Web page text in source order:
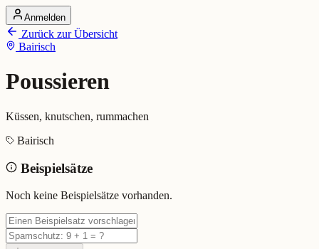
Startseite
Alle Dialekte
Dialekte vergleichen
Dialekt-Karte
Ranking
Poussieren (Bairisch)
Bedeutung: Küssen, knutschen, rummachen
Eingereicht von: Mundwerk Team
Anmelden
Zurück zur Übersicht
Bairisch
Poussieren
Küssen, knutschen, rummachen
Bairisch
Beispielsätze
Noch keine Beispielsätze vorhanden.